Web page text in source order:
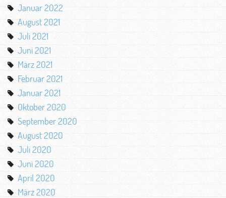
Januar 2022
August 2021
Juli 2021
Juni 2021
März 2021
Februar 2021
Januar 2021
Oktober 2020
September 2020
August 2020
Juli 2020
Juni 2020
April 2020
März 2020